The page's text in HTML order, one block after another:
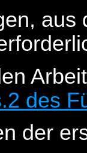
des
der